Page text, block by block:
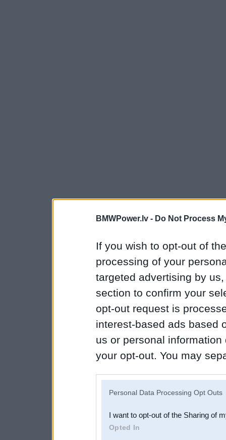
BMWPower.lv - Do Not Process
If you wish to opt-out of
processing of your
targeted advertising by
section to confirm your
opt-out request is
interest-based ads based
us or personal
your opt-out. You may
Downstream Participants
third parties.
Personal Data Processing Opt Outs
I want to opt-out of the Sharing of
Opted In